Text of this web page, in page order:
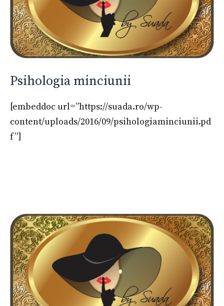
Psihologia minciunii
[embeddoc url=”https://suada.ro/wp-
content/uploads/2016/09/psihologiaminciunii.pd
f”]